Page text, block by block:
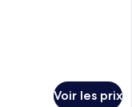
Voir les prix